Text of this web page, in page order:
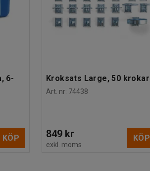
6-
KÖP
Kroksats Large, 50 krokar
Art. nr: 74438
849 kr
exkl. moms
KÖP